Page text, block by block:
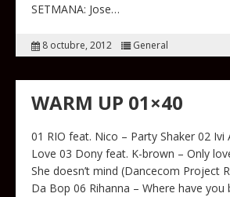
SETMANA: Jose…
8 octubre, 2012 General
WARM UP 01×40
01 RIO feat. Nico – Party Shaker 02 Ivi
Love 03 Dony feat. K-brown – Only
She doesn’t mind (Dancecom Project
Da Bop 06 Rihanna – Where have you